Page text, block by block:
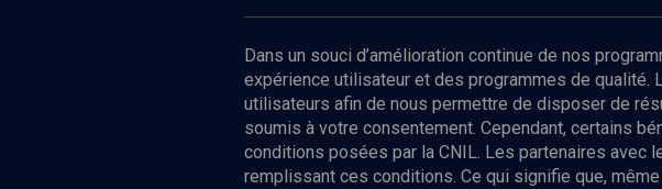
Abonnez-vous
Dans un souci d’amélioration continue de nos
expérience utilisateur et des programmes de qualité.
utilisateurs afin de nous permettre de disposer de
soumis à votre consentement. Cependant, certains
conditions posées par la CNIL. Les partenaires avec
remplissant ces conditions. Ce qui signifie que,